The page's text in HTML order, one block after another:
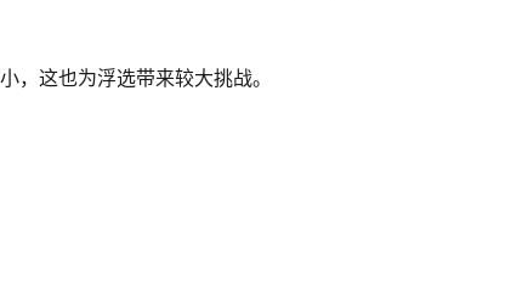
，这也为浮选带来较大挑战。